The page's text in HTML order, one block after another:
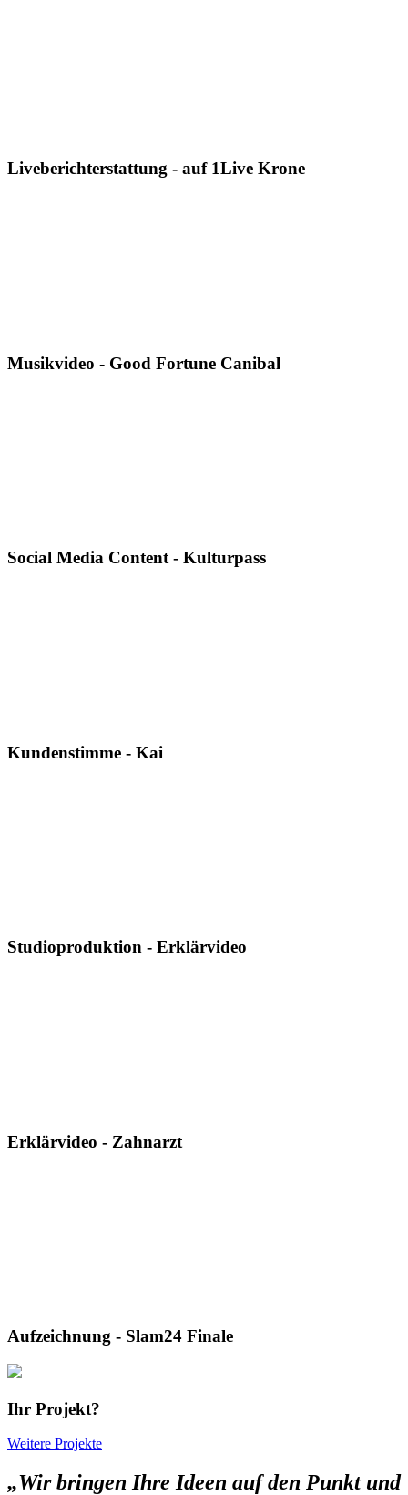
Liveberichterstattung - auf 1Live Krone
Musikvideo - Good Fortune Canibal
Social Media Content - Kulturpass
Kundenstimme - Kai
Studioproduktion - Erklärvideo
Erklärvideo - Zahnarzt
Aufzeichnung - Slam24 Finale
Ihr Projekt?
Weitere Projekte
„Wir bringen Ihre Ideen auf den Punkt und